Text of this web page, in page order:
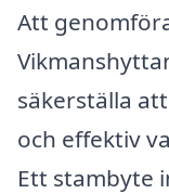
Att
säkerställa
och effektiv
Ett stambyte